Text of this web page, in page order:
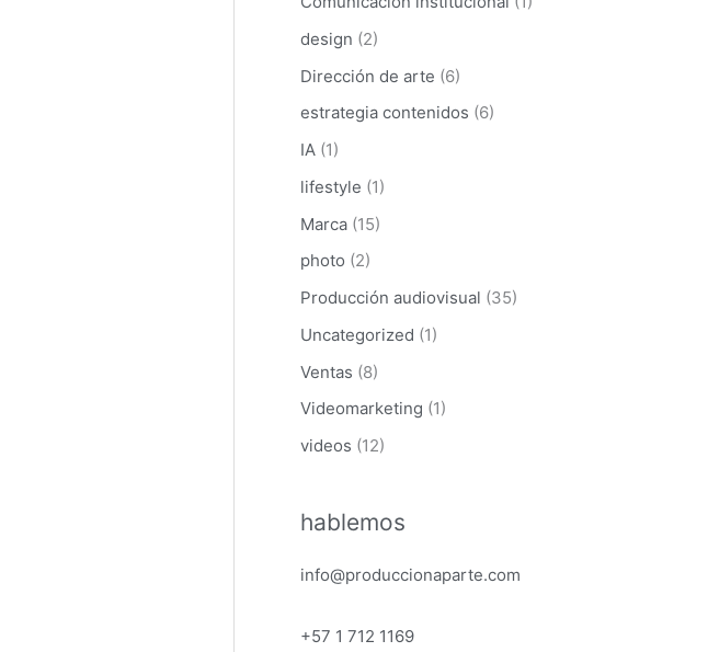
:
design (2)
Dirección de arte (6)
estrategia contenidos (6)
IA (1)
lifestyle (1)
Marca (15)
photo (2)
Producción audiovisual (35)
Uncategorized (1)
Ventas (8)
Videomarketing (1)
videos (12)
hablemos
info@produccionaparte.com
+57 1 712 1169